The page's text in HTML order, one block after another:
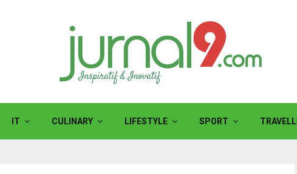
IT CULINARY LIFESTYLE SPORT